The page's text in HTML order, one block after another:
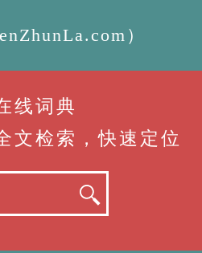
）
线词典
文检索，快速定位